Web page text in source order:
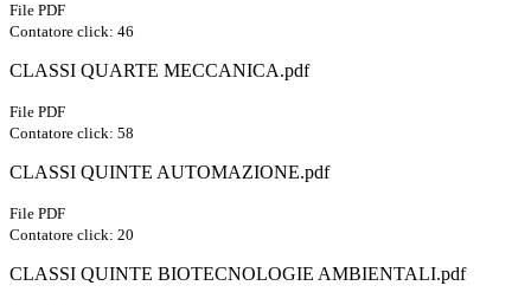
File PDF
Contatore click: 46
CLASSI QUARTE MECCANICA.pdf
File PDF
Contatore click: 58
CLASSI QUINTE AUTOMAZIONE.pdf
File PDF
Contatore click: 20
CLASSI QUINTE BIOTECNOLOGIE AMBIENTALI.pdf